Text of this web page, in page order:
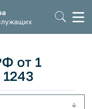
от 1
1243